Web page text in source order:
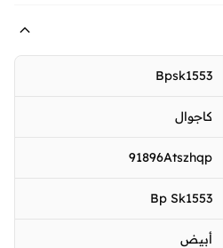
Bpsk1553
كاجوال
91896Atszhqp
Bp Sk1553
أبيض